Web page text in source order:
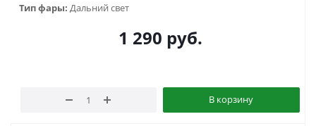
Тип фары: Дальний свет
1 290 руб.
В корзину